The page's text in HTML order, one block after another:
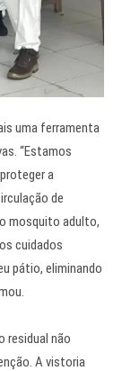
uma ferramenta
“Estamos
a
de
mosquito adulto,
cuidados
pátio, eliminando
residual não
A vistoria